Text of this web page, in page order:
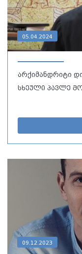
05.04.2024
არქიმანდრიტი
სხეული პავლე
09.12.2023